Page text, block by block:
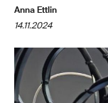
Anna Ettlin
14.11.2024